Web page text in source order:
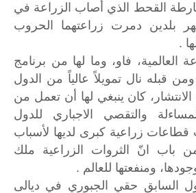
القحط الذي أصاب الزراعة في
بلدين دمرت زراعتهما الحروب
.
العالمية، فاو، وما لها من برنامج
قبله نال تمويلاً عالياً من الدول
كان ينبغي لها أن تعمل من
والتقصي الاجباري للدول
قطاعات زراعية كبرى لديها لأسباب
باب انّ الثروات الزراعية ملك
ومنفعتها للعالم .
السابق حقي الجبوري في ديالى